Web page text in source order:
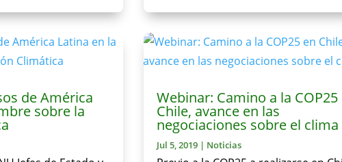
de América
sobre la
Webinar: Camino a la COP25
Chile, avance en las
negociaciones sobre el clima
Jul 5, 2019| Noticias